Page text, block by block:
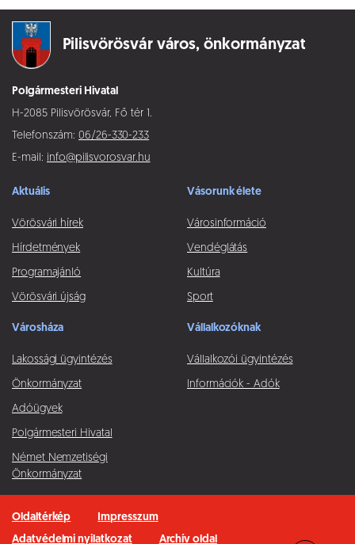
Pilisvörösvár város, önkormányzat
Polgármesteri Hivatal
H-2085 Pilisvörösvár, Fő tér 1.
Telefonszám: 06/26-330-233
E-mail: info@pilisvorosvar.hu
Aktuális
Vörösvári hírek
Hírdetmények
Programajánló
Vörösvári újság
Vásorunk élete
Városinformáció
Vendéglátás
Kultúra
Sport
Városháza
Lakossági ügyintézés
Önkormányzat
Adóügyek
Polgármesteri Hivatal
Német Nemzetiségi
Önkormányzat
Vállalkozóknak
Vállalkozói ügyintézés
Információk - Adók
Oldaltérkép
Impresszum
Adatvédelmi nyilatkozat
Archív oldal